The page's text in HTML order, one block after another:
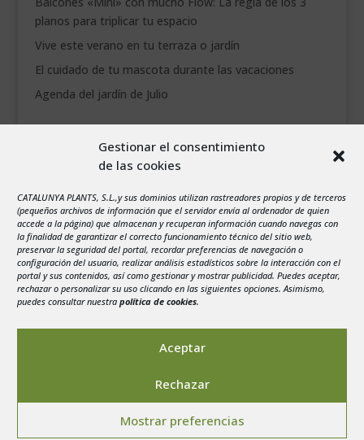
Gestionar el consentimiento
de las cookies
CATALUNYA PLANTS, S.L.,y sus dominios utilizan rastreadores propios y de terceros
(pequeños archivos de información que el servidor envía al ordenador de quien
accede a la página) que almacenan y recuperan información cuando navegas con
la finalidad de garantizar el correcto funcionamiento técnico del sitio web,
preservar la seguridad del portal, recordar preferencias de navegación o
configuración del usuario, realizar análisis estadísticos sobre la interacción con el
portal y sus contenidos, así como gestionar y mostrar publicidad. Puedes aceptar,
rechazar o personalizar su uso clicando en las siguientes opciones. Asimismo,
puedes consultar nuestra política de cookies.
Aceptar
Rechazar
Mostrar preferencias
planos para triplicar tu espacio
Vive este verano en tu terraza o jardín
El cuidado de tu mascota durante las vacaciones
Agenda del jardín de Julio
X J V S
3
4 5 6 7 8
9
10
11 12 13 14 15
16
17
18 19 20 21 22
23
24
25 26 27 28 29
30
31
Política de privacidad